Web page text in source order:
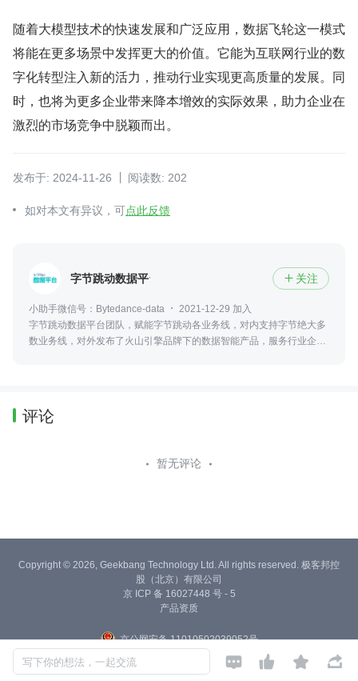
随着大模型技术的快速发展和广泛应用，数据飞轮这一模式
将能在更多场景中发挥更大的价值。它能为互联网行业的数
字化转型注入新的活力，推动行业实现更高质量的发展。同
时，也将为更多企业带来降本增效的实际效果，助力企业在
激烈的市场竞争中脱颖而出。
发布于: 2024-11-26 阅读数: 202
如对本文有异议，可点此反馈
字节跳动数据平台  关注
小助手微信号：Bytedance-data
2021-12-29 加入
字节跳动数据平台团队，赋能字节跳动各业务线，对内支持字节绝大多
数业务线，对外发布了火山引擎品牌下的数据智能产品，服务行业企业
评论
暂无评论
写下你的想法，一起交流    
Copyright © 2026, Geekbang Technology Ltd. All rights reserved. 极客邦控
股（北京）有限公司
京 ICP 备 16027448 号 - 5
产品资质
京公网安备 11010502039052号